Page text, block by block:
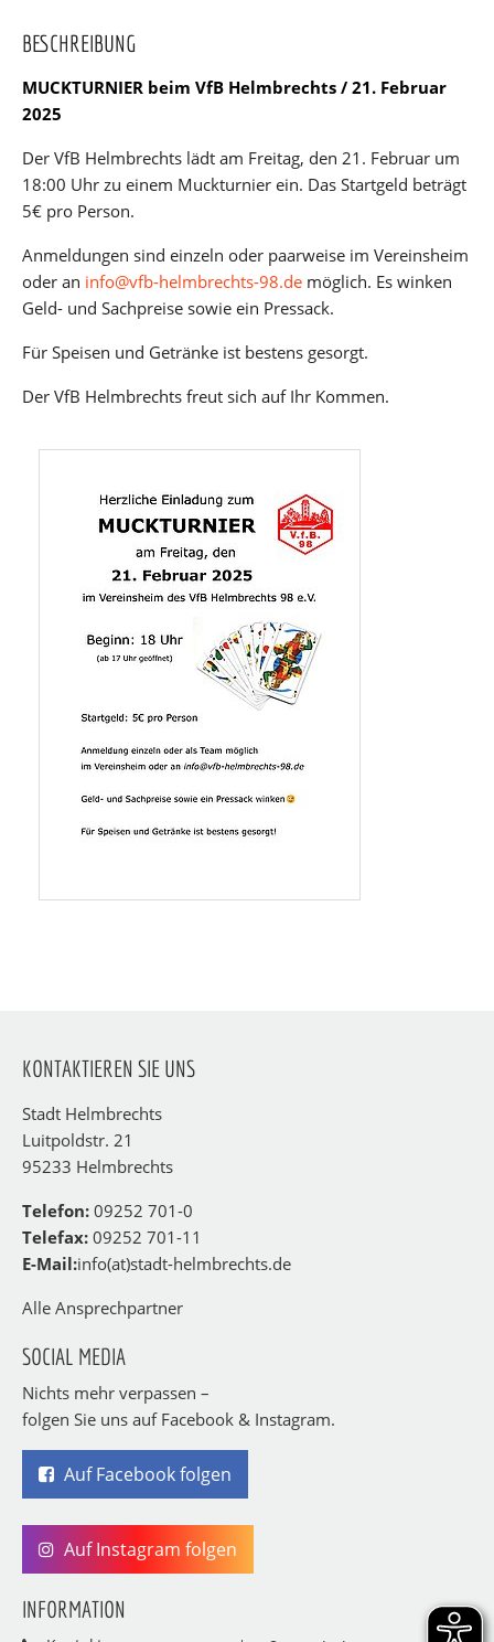
BESCHREIBUNG
MUCKTURNIER beim VfB Helmbrechts / 21. Februar
2025
Der VfB Helmbrechts lädt am Freitag, den 21. Februar um
18:00 Uhr zu einem Muckturnier ein. Das Startgeld beträgt
5€ pro Person.
Anmeldungen sind einzeln oder paarweise im Vereinsheim
oder an info@vfb-helmbrechts-98.de möglich. Es winken
Geld- und Sachpreise sowie ein Pressack.
Für Speisen und Getränke ist bestens gesorgt.
Der VfB Helmbrechts freut sich auf Ihr Kommen.
KONTAKTIEREN SIE UNS
Stadt Helmbrechts
Luitpoldstr. 21
95233 Helmbrechts
Telefon: 09252 701-0
Telefax: 09252 701-11
E-Mail:info(at)stadt-helmbrechts.de
Alle Ansprechpartner
SOCIAL MEDIA
Nichts mehr verpassen –
folgen Sie uns auf Facebook & Instagram.
Auf Facebook folgen
Auf Instagram folgen
INFORMATION